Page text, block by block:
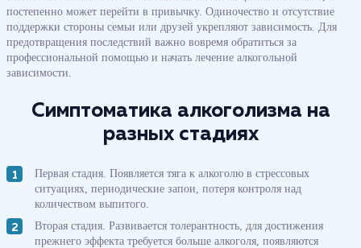
постепенно может перейти в привычку. Одиночество и отсутствие
поддержки стороны семьи или друзей укрепляют зависимость. Для
предотвращения последствий важно вовремя обратиться за
профессиональной помощью и начать лечение алкогольной
зависимости.
Симптоматика алкоголизма на
разных стадиях
Первая стадия. Появляется тяга к алкоголю в стрессовых
ситуациях, периодические запои, потеря контроля над
количеством выпитого.
Вторая стадия. Развивается толерантность, для достижения
прежнего эффекта требуется больше алкоголя, появляются